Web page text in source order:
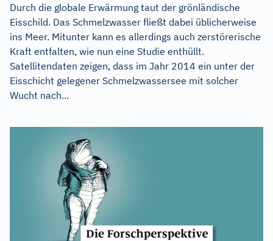
Durch die globale Erwärmung taut der grönländische
Eisschild. Das Schmelzwasser fließt dabei üblicherweise
ins Meer. Mitunter kann es allerdings auch zerstörerische
Kraft entfalten, wie nun eine Studie enthüllt.
Satellitendaten zeigen, dass im Jahr 2014 ein unter der
Eisschicht gelegener Schmelzwassersee mit solcher
Wucht nach...